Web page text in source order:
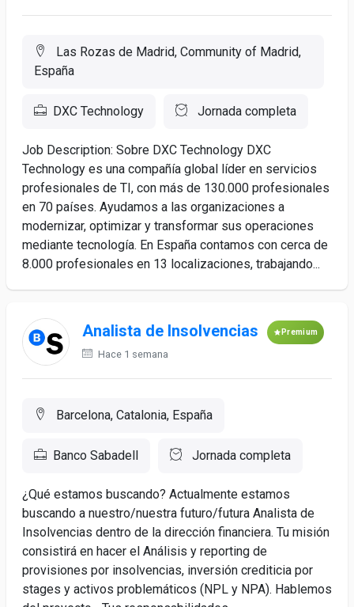
Las Rozas de Madrid, Community of Madrid,
España
DXC Technology Jornada completa
Job Description: Sobre DXC Technology DXC
Technology es una compañía global líder en servicios
profesionales de TI, con más de 130.000 profesionales
en 70 países. Ayudamos a las organizaciones a
modernizar, optimizar y transformar sus operaciones
mediante tecnología. En España contamos con cerca de
8.000 profesionales en 13 localizaciones, trabajando...
Analista de Insolvencias Premium
Hace 1 semana
Barcelona, Catalonia, España
Banco Sabadell Jornada completa
¿Qué estamos buscando? Actualmente estamos
buscando a nuestro/nuestra futuro/futura Analista de
Insolvencias dentro de la dirección financiera. Tu misión
consistirá en hacer el Análisis y reporting de
provisiones por insolvencias, inversión crediticia por
stages y activos problemáticos (NPL y NPA). Hablemos